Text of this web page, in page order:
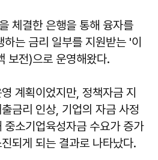
체결한 은행을 통해 융자를
는 금리 일부를 지원받는 '이
보전)으로 운영해왔다.
계획이었지만, 정책자금 지
금리 인상, 기업의 자금 사정
중소기업육성자금 수요가 증가
되게 되는 결과로 나타났다.